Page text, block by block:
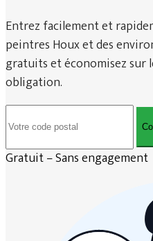
Entrez facilement et
peintres Houx et des
gratuits et économisez sur
obligation.
Gratuit – Sans engagement